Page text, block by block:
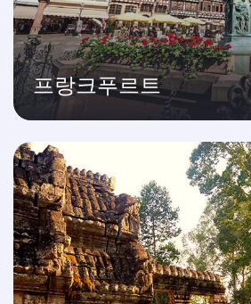
프랑크푸르트